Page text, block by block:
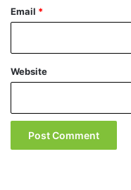
e
r
e
Email *
Website